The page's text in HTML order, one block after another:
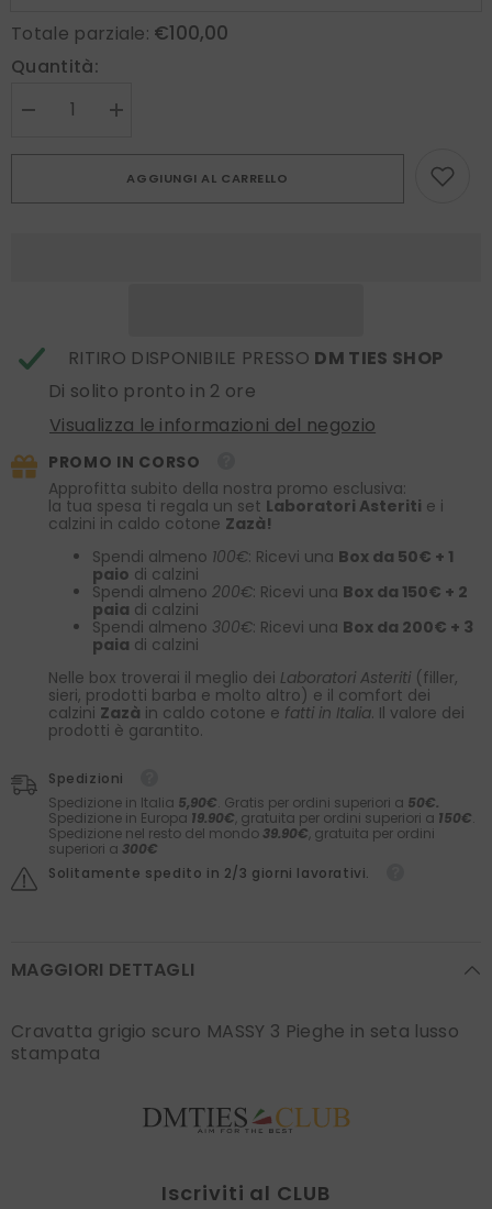
Totale parziale: €100,00
Quantità:
Diminuire
quantità
grigio
Aumenta
quantità
Cravatta
grigio
AGGIUNGI AL CARRELLO
RITIRO DISPONIBILE PRESSO DM TIES SHOP
Di solito pronto in 2 ore
Visualizza le informazioni del negozio
PROMO IN CORSO
Approfitta subito della nostra promo esclusiva:
la tua spesa ti regala un set Laboratori Asteriti e i
calzini in caldo cotone Zazà!
Spendi almeno 100€: Ricevi una Box da 50€ + 1
paio di calzini
Spendi almeno 200€: Ricevi una Box da 150€ + 2
paia di calzini
Spendi almeno 300€: Ricevi una Box da 200€ + 3
paia di calzini
Nelle box troverai il meglio dei Laboratori Asteriti (filler,
sieri, prodotti barba e molto altro) e il comfort dei
calzini Zazà in caldo cotone e fatti in Italia. Il valore dei
prodotti è garantito.
Spedizioni
Spedizione in Italia 5,90€. Gratis per ordini superiori a 50€.
Spedizione in Europa 19.90€, gratuita per ordini superiori a 150€.
Spedizione nel resto del mondo 39.90€, gratuita per ordini
superiori a 300€
Solitamente spedito in 2/3 giorni lavorativi.
MAGGIORI DETTAGLI
Cravatta grigio scuro MASSY 3 Pieghe in seta lusso
stampata
Iscriviti al CLUB